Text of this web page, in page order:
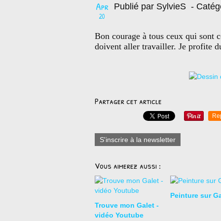
Apr
20
Publié par SylvieS -
Bon courage à tous ceux qui sont
doivent aller travailler. Je profite
Partager cet article
S'inscrire à la newsletter
Vous aimerez aussi :
Trouve mon Galet -
vidéo Youtube
Peinture sur